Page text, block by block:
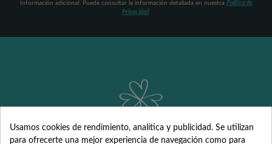
Información adicional: Puede consultar la información detallada en nuestra Política de
Privacidad
Usamos cookies de rendimiento, analítica y publicidad. Se utilizan
para ofrecerte una mejor experiencia de navegación como para